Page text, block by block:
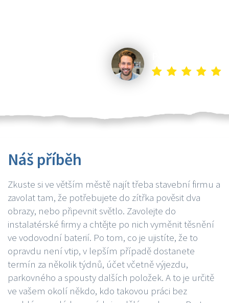
Náš příběh
Zkuste si ve větším městě najít třeba stavební firmu a
zavolat tam, že potřebujete do zítřka pověsit dva
obrazy, nebo připevnit světlo. Zavolejte do
instalatérské firmy a chtějte po nich vyměnit těsnění
ve vodovodní baterií. Po tom, co je ujistíte, že to
opravdu není vtip, v lepším případě dostanete
termín za několik týdnů, účet včetně výjezdu,
parkovného a spousty dalších položek. A to je určitě
ve vašem okolí někdo, kdo takovou práci bez